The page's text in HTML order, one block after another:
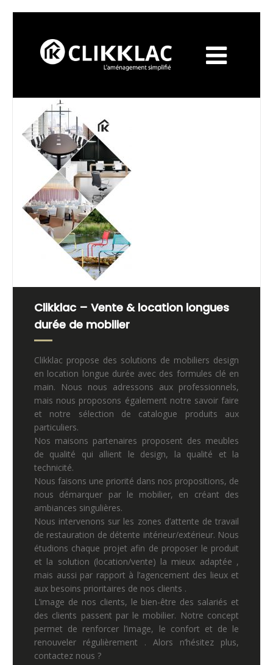
Clikklac – Vente & location longues
durée de mobilier
Clikklac propose des solutions de mobiliers design
en location longue durée avec des formules clé en
main. Nous nous adressons aux professionnels,
mais nous proposons également notre savoir faire
et notre sélection de catalogue produits aux
particuliers.
Nos maisons partenaires proposent des meubles
de qualité qui allient le design, la qualité et la
technicité.
Nous faisons une priorité dans nos propositions, de
nous démarquer par le mobilier, en créant des
ambiances singulières.
Nous intervenons sur les zones d’attente de travail
de restauration de détente intérieur/extérieur. Nous
étudions chaque projet afin de proposer le produit
et la solution (location/vente) la mieux adaptée ,
mais aussi par rapport à l’agencement des lieux et
aux besoins prioritaires de nos clients .
L’image de nos clients, le bien-être des salariés et
des clients passent par le mobilier. Notre concept
permet de renforcer l’image, le confort et de le
renouveler régulièrement . Alors n’hésitez plus,
contactez nous ?